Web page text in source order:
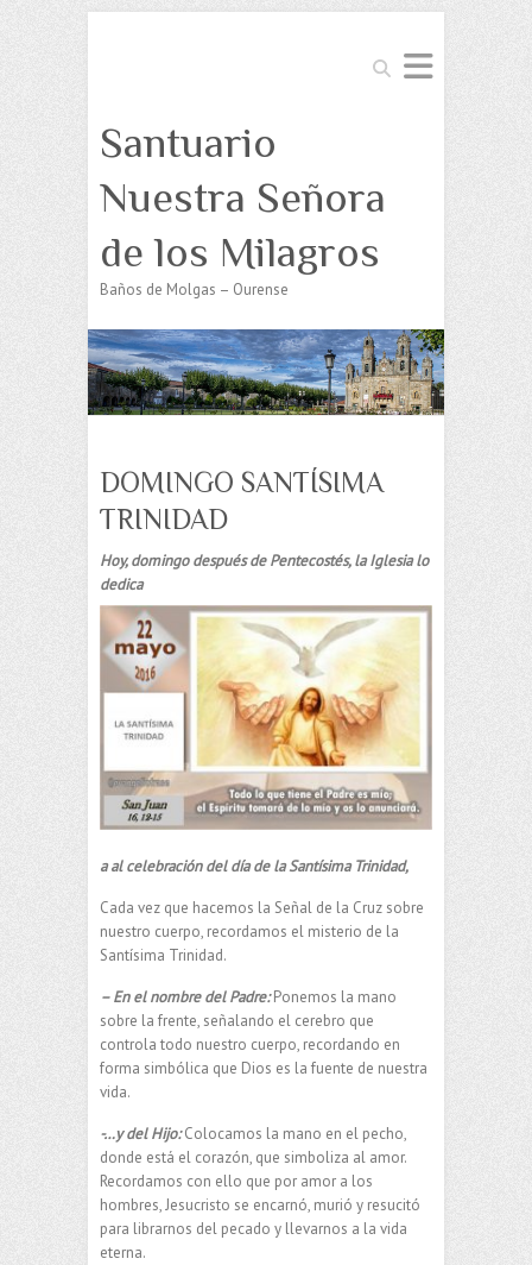
Buscar
Santuario
Nuestra Señora
de los Milagros
Baños de Molgas – Ourense
DOMINGO SANTÍSIMA
TRINIDAD
Hoy, domingo después de Pentecostés, la Iglesia lo
dedica
a al celebración del día de la Santísima Trinidad,
Cada vez que hacemos la Señal de la Cruz sobre
nuestro cuerpo, recordamos el misterio de la
Santísima Trinidad.
– En el nombre del Padre:Ponemos la mano
sobre la frente, señalando el cerebro que
controla todo nuestro cuerpo, recordando en
forma simbólica que Dios es la fuente de nuestra
vida.
-…y del Hijo:Colocamos la mano en el pecho,
donde está el corazón, que simboliza al amor.
Recordamos con ello que por amor a los
hombres, Jesucristo se encarnó, murió y resucitó
para librarnos del pecado y llevarnos a la vida
eterna.